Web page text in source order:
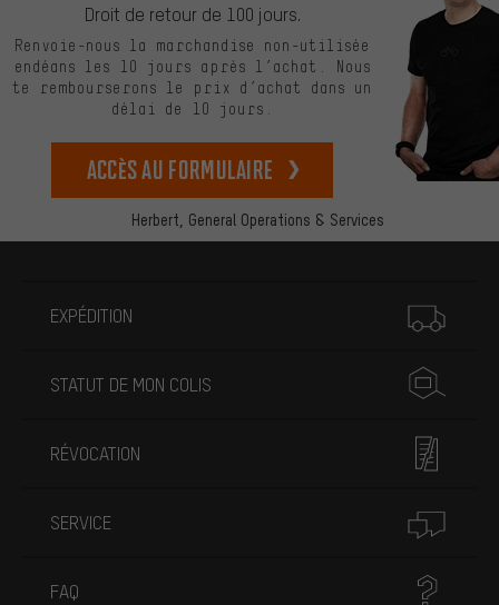
Herbert, General Operations & Services
Droit de retour de 100 jours.
Renvoie-nous la marchandise non-utilisée
endéans les 10 jours après l’achat. Nous
te rembourserons le prix d’achat dans un
délai de 10 jours.
Accès au formulaire
EXPÉDITION
STATUT DE MON COLIS
RÉVOCATION
SERVICE
FAQ